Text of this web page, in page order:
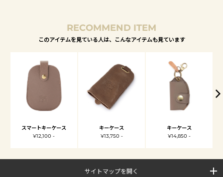
RECOMMEND ITEM
このアイテムを見ている人は、こんなアイテムも見ています
スマートキーケース
¥12,100 -
キーケース
¥13,750 -
キーケース
¥14,850 -
サイトマップを開く